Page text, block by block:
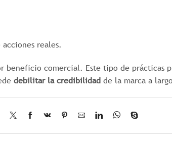
reales.
comercial. Este tipo de prácticas
debilitar la credibilidad de la marca a